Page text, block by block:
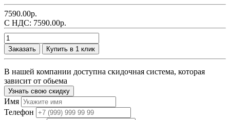
7590.00р.
С НДС: 7590.00р.
Заказать Купить в 1 клик
В нашей компании доступна скидочная система, которая
зависит от обьема
Узнать свою скидку
Имя
Телефон